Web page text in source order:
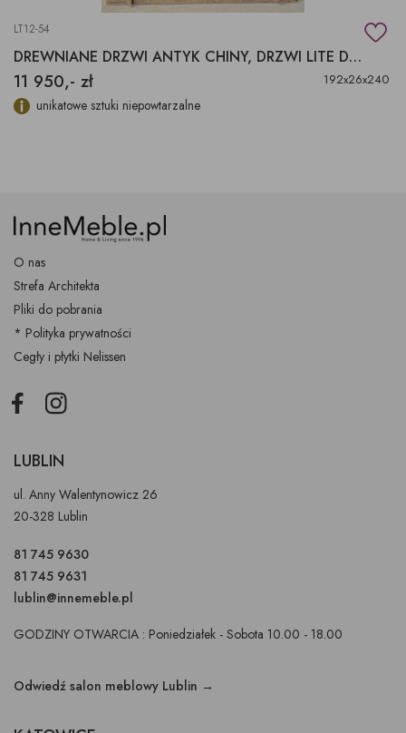
LT12-54
DREWNIANE DRZWI ANTYK CHINY, DRZWI LITE DREWNO ORYGINALNA DEKORACJA WE WNĘTRZACH
11 950,- zł 192x26x240
unikatowe sztuki niepowtarzalne
O nas
Strefa Architekta
Pliki do pobrania
* Polityka prywatności
Cegły i płytki Nelissen
FacebookInstagram
LUBLIN
ul. Anny Walentynowicz 26
20-328 Lublin
81 745 9630
81 745 9631
lublin@innemeble.pl
GODZINY OTWARCIA : Poniedziałek - Sobota 10.00 - 18.00
Odwiedź salon meblowy Lublin →